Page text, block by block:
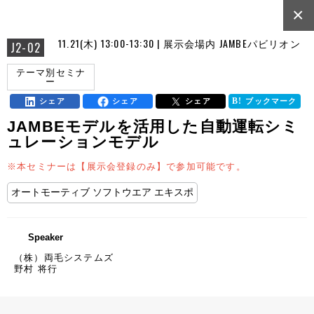
J2-02 11.21(木) 13:00-13:30 | 展示会場内 JAMBEパビリオン
×
テーマ別セミナ
ー
シェア シェア シェア ブックマーク
JAMBEモデルを活用した自動運転シミ
ュレーションモデル
※本セミナーは【展示会登録のみ】で参加可能です。
オートモーティブ ソフトウエア エキスポ
Speaker
（株）両毛システムズ
野村 将行